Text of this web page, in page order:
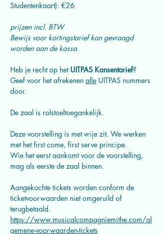
Studentenkaart): €26
prijzen incl. BTW
Bewijs voor kortingstarief kan gevraagd
worden aan de kassa.
Heb je recht op het UITPAS Kansentarief?
Geef voor het afrekenen alle UITPAS nummers
door.
De zaal is rolstoeltoegankelijk.
Deze voorstelling is met vrije zit. We werken
met het first come, first serve principe.
Wie het eerst aankomt voor de voorstelling,
mag als eerste de zaal binnen.
Aangekochte tickets worden conform de
ticketvoorwaarden niet omgeruild of
terugbetaald.
https://www.musicalcompagniemithe.com/al
gemene-voorwaarden-tickets